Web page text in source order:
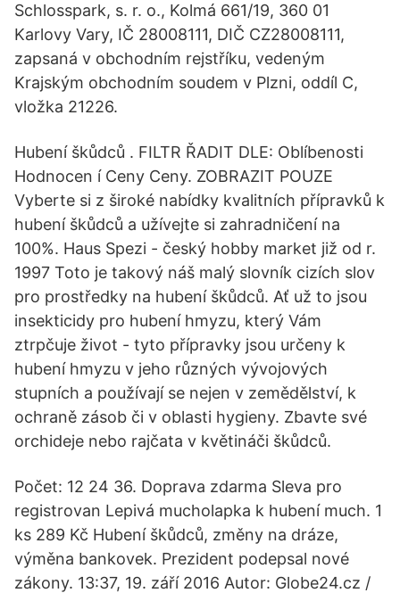
Schlosspark, s. r. o., Kolmá 661/19, 360 01
Karlovy Vary, IČ 28008111, DIČ CZ28008111,
zapsaná v obchodním rejstříku, vedeným
Krajským obchodním soudem v Plzni, oddíl C,
vložka 21226.
Hubení škůdců . FILTR ŘADIT DLE: Oblíbenosti
Hodnocen í Ceny Ceny. ZOBRAZIT POUZE
Vyberte si z široké nabídky kvalitních přípravků k
hubení škůdců a užívejte si zahradničení na
100%. Haus Spezi - český hobby market již od r.
1997 Toto je takový náš malý slovník cizích slov
pro prostředky na hubení škůdců. Ať už to jsou
insekticidy pro hubení hmyzu, který Vám
ztrpčuje život - tyto přípravky jsou určeny k
hubení hmyzu v jeho různých vývojových
stupních a používají se nejen v zemědělství, k
ochraně zásob či v oblasti hygieny. Zbavte své
orchideje nebo rajčata v květináči škůdců.
Počet: 12 24 36. Doprava zdarma Sleva pro
registrovan Lepivá mucholapka k hubení much. 1
ks 289 Kč Hubení škůdců, změny na dráze,
výměna bankovek. Prezident podepsal nové
zákony. 13:37, 19. září 2016 Autor: Globe24.cz /